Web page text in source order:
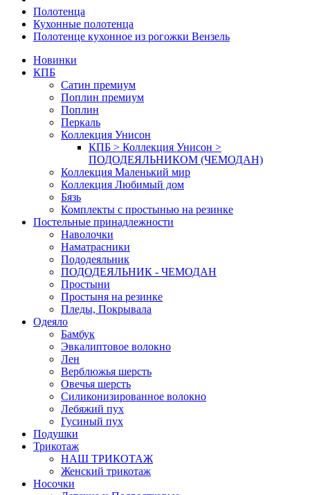
Полотенца
Кухонные полотенца
Полотенце кухонное из рогожки Вензель
Новинки
КПБ
Сатин премиум
Поплин премиум
Поплин
Перкаль
Коллекция Унисон
КПБ > Коллекция Унисон >
ПОДОДЕЯЛЬНИКОМ (ЧЕМОДАН)
Коллекция Маленький мир
Коллекция Любимый дом
Бязь
Комплекты с простынью на резинке
Постельные принадлежности
Наволочки
Наматрасники
Пододеяльник
ПОДОДЕЯЛЬНИК - ЧЕМОДАН
Простыни
Простыня на резинке
Пледы, Покрывала
Одеяло
Бамбук
Эвкалиптовое волокно
Лен
Верблюжья шерсть
Овечья шерсть
Силиконизированное волокно
Лебяжий пух
Гусиный пух
Подушки
Трикотаж
НАШ ТРИКОТАЖ
Женский трикотаж
Носочки